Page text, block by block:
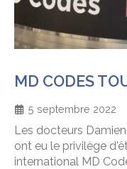
MD CODES
5 septembre 2022
Les docteurs
ont eu le privilège
international MD